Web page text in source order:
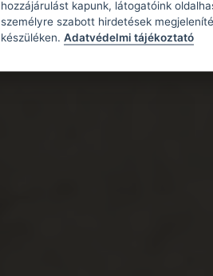
hozzájárulást kapunk, látogatóink
személyre szabott hirdetések
készüléken. Adatvédelmi tájékoztató